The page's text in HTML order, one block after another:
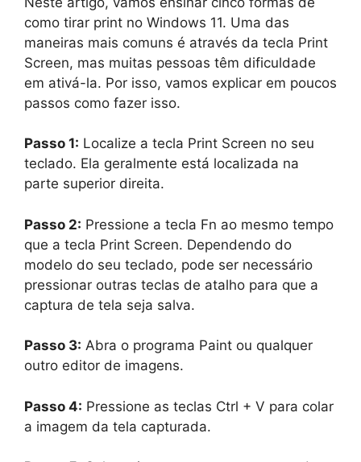
como tirar print no Windows 11. Uma das
maneiras mais comuns é através da tecla Print
Screen, mas muitas pessoas têm dificuldade
em ativá-la. Por isso, vamos explicar em poucos
passos como fazer isso.
Passo 1: Localize a tecla Print Screen no seu
teclado. Ela geralmente está localizada na
parte superior direita.
Passo 2: Pressione a tecla Fn ao mesmo tempo
que a tecla Print Screen. Dependendo do
modelo do seu teclado, pode ser necessário
pressionar outras teclas de atalho para que a
captura de tela seja salva.
Passo 3: Abra o programa Paint ou qualquer
outro editor de imagens.
Passo 4: Pressione as teclas Ctrl + V para colar
a imagem da tela capturada.